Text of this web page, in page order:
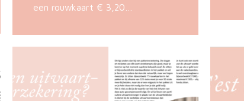
een rouwkaart € 3,20…